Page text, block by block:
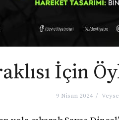
İçin
9 Nisan 2024